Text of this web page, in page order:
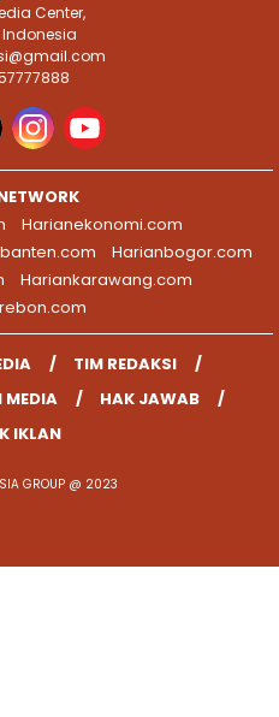
Center,
Harianekonomi.com
Harianbogor.com
Hariankarawang.com
TIM REDAKSI
MEDIA
HAK JAWAB
IKLAN
GROUP @ 2023